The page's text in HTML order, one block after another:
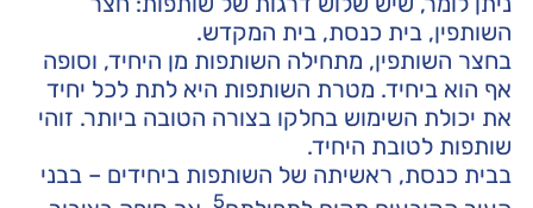
השותפין, בית כנסת, בית המקדש.
בחצר השותפין, מתחילה השותפות מן היחיד, וסופה
אף הוא ביחיד. מטרת השותפות היא לתת לכל יחיד
את יכולת השימוש בחלקו בצורה הטובה ביותר. זוהי
שותפות לטובת היחיד.
בבית כנסת, ראשיתה של השותפות ביחידים – בבני
5